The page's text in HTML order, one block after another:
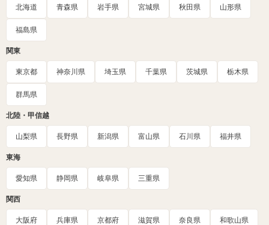
北海道 青森県 岩手県 宮城県 秋田県 山形県
福島県
関東
東京都 神奈川県 埼玉県 千葉県 茨城県 栃木県
群馬県
北陸・甲信越
山梨県 長野県 新潟県 富山県 石川県 福井県
東海
愛知県 静岡県 岐阜県 三重県
関西
大阪府 兵庫県 京都府 滋賀県 奈良県 和歌山県